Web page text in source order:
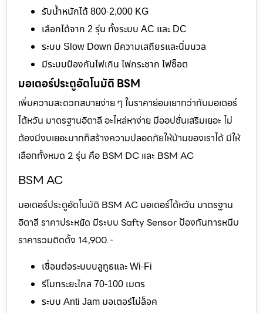
รับน้ำหนักได้ 800-2,000 KG
เลือกได้จาก 2 รุ่น ทั้งระบบ AC และ DC
ระบบ Slow Down มีความเสถียรและนิ่มนวล
มีระบบป้องกันไฟเกิน ไฟกระชาก ไฟช็อต
มอเตอร์ประตูอัตโนมัติ BSM
เพิ่มความสะดวกสบายง่าย ๆ ในราคาย่อมเยากว่ากับมอเตอร์
ไต้หวัน มาตรฐานอิตาลี อะไหล่หาง่าย มีออปชั่นเสริมเยอะ ไม่
ต้องมีงบเยอะมากก็สร้างความปลอดภัยให้บ้านของเราได้ มีให้
เลือกทั้งหมด 2 รุ่น คือ BSM DC และ BSM AC
BSM AC
มอเตอร์ประตูอัตโนมัติ BSM AC มอเตอร์ไต้หวัน มาตรฐาน
อิตาลี ราคาประหยัด มีระบบ Safty Sensor ป้องกันการหนีบ
ราคารวมติดตั้ง 14,900.-
เชื่อมต่อระบบบลูทูธและ Wi-Fi
รีโมทระยะไกล 70-100 เมตร
ระบบ Anti Jam มอเตอร์ไม่ล็อค